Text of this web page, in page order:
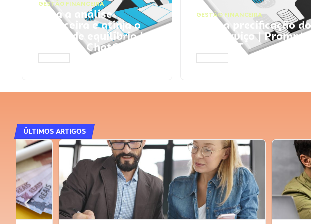
GESTÃO FINANCEIRA
Faça a análise
financeira e atinja o
ponto de equilíbrio |
Prompts ChatGPT
GESTÃO FINANCEIRA
Faça a precificação do
seu serviço | Prompts
ChatGPT
ÚLTIMOS ARTIGOS